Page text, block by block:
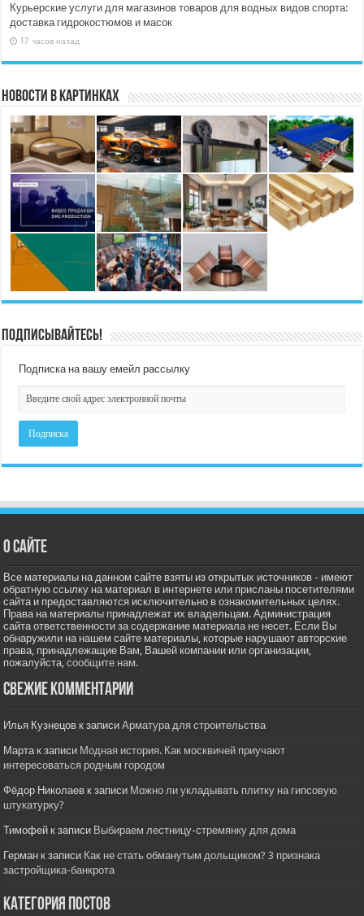
Курьерские услуги для магазинов товаров для водных видов спорта:
доставка гидрокостюмов и масок
17 часов назад
Новости в картинках
Подписывайтесь!
Подписка на вашу емейл рассылку
О сайте
Все материалы на данном сайте взяты из открытых источников - имеют
обратную ссылку на материал в интернете или присланы посетителями
сайта и предоставляются исключительно в ознакомительных целях.
Права на материалы принадлежат их владельцам. Администрация
сайта ответственности за содержание материала не несет. Если Вы
обнаружили на нашем сайте материалы, которые нарушают авторские
права, принадлежащие Вам, Вашей компании или организации,
пожалуйста,сообщите нам.
Свежие комментарии
Илья Кузнецов к записиАрматура для строительства
Мартак записи Модная история. Как москвичей приучают
интересоваться родным городом
Фёдор Николаев к записи Можно ли укладывать плитку на гипсовую
штукатурку?
Тимофей к записи Выбираем лестницу-стремянку для дома
Герман к записи Как не стать обманутым дольщиком? 3 признака
застройщика-банкрота
Категория постов